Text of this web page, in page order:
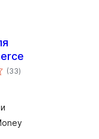
(33કુલ
રેટિંગ્સ
)